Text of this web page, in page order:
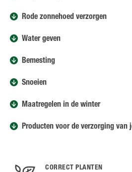
Rode zonnehoed verzorgen
Water geven
Bemesting
Snoeien
Maatregelen in de winter
Producten voor de verzorging van
CORRECT PLANTEN